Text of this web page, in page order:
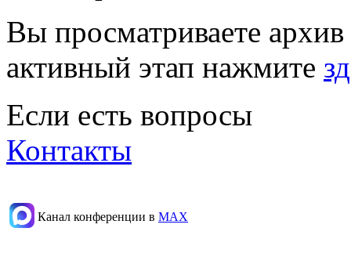
Вы просматриваете
активный этап нажмите
Если есть вопросы
Контакты
Канал конференции в МАХ